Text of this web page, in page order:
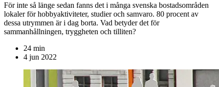
För inte så länge sedan fanns det i många svenska bostadsområden
lokaler för hobbyaktiviteter, studier och samvaro. 80 procent av
dessa utrymmen är i dag borta. Vad betyder det för
sammanhållningen, tryggheten och tilliten?
24 min
4 jun 2022